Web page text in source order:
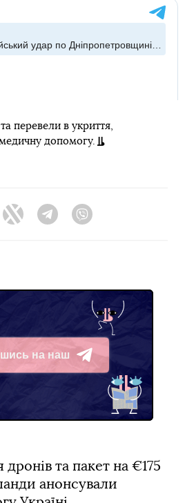
перевели в укриття,
допомогу.
Twitter Telegram
на наш
дронів та пакет на €175
анонсували